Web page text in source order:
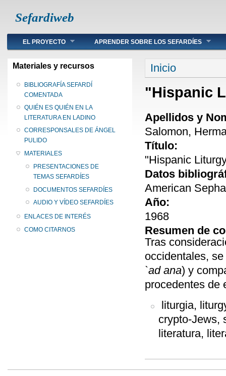
Sefardiweb
Main menu
EL PROYECTO APRENDER SOBRE LOS SEFARDÍES
Materiales y recursos
BIBLIOGRAFÍA SEFARDÍ
COMENTADA
QUIÉN ES QUIÉN EN LA
LITERATURA EN LADINO
CORRESPONSALES DE ÁNGEL
PULIDO
MATERIALES
PRESENTACIONES DE
TEMAS SEFARDÍES
DOCUMENTOS SEFARDÍES
AUDIO Y VÍDEO SEFARDÍES
ENLACES DE INTERÉS
COMO CITARNOS
Se encuentra
Inicio
"Hispanic
Apellidos y
Salomon,
Título:
"Hispanic
Datos
American
Año:
1968
Resumen de
Tras
occidentales,
`ad ana) y
procedentes de
liturgia,
crypto-Jews,
literatura,